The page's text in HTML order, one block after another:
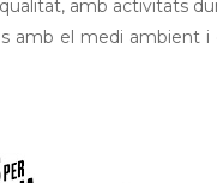
amb activitats
amb el medi ambient